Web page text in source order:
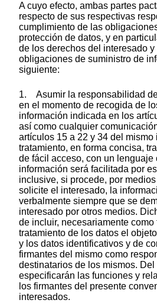
A cuyo efecto, ambas partes
respecto de sus respectivas
cumplimiento de las
protección de datos, y en
de los derechos del interesado
obligaciones de suministro de
siguiente:
1. Asumir la responsabilidad
en el momento de recogida de
información indicada en los
así como cualquier
artículos 15 a 22 y 34 del mismo
tratamiento, en forma concisa,
de fácil acceso, con un lenguaje
información será facilitada por
inclusive, si procede, por
solicite el interesado, la
verbalmente siempre que se
interesado por otros medios.
de incluir, necesariamente como
tratamiento de los datos el
y los datos identificativos y de
firmantes del mismo como
destinatarios de los mismos.
especificarán las funciones y
los firmantes del presente
interesados.